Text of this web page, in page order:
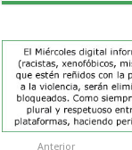
Anterior